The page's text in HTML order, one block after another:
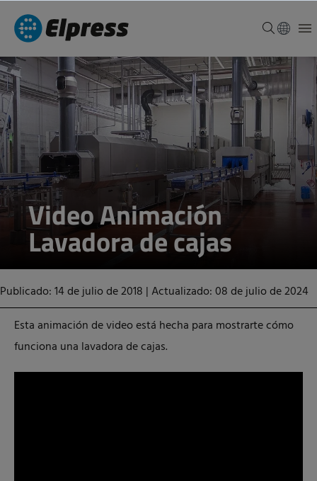
Video Animación
Lavadora de cajas
Publicado: 14 de julio de 2018 |Actualizado: 08 de julio de 2024
Esta animación de video está hecha para mostrarte cómo
funciona una lavadora de cajas.